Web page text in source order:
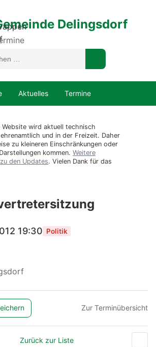
Delingsdorf
Aktuelles Termine
Website wird aktuell technisch
und in der Freizeit. Daher
zu kleineren Einschränkungen oder
kommen. Weitere
den Updates. Vielen Dank für das
19:30 Politik
Zur Terminübersicht
Zurück zur Liste